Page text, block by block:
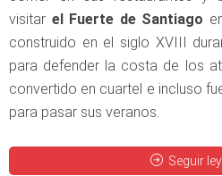
visitar el Fuerte de Santiago
construido en el siglo XVIII
para defender la costa de los
convertido en cuartel e incluso
para pasar sus veranos.
Seguir